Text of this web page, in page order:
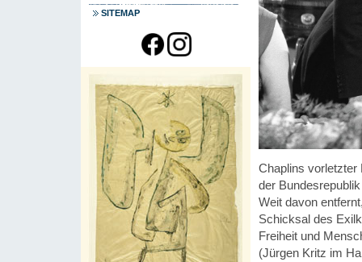
SITEMAP
Chaplins vorletzter
der
Weit davon
Schicksal des
Freiheit und
(Jürgen Kritz im